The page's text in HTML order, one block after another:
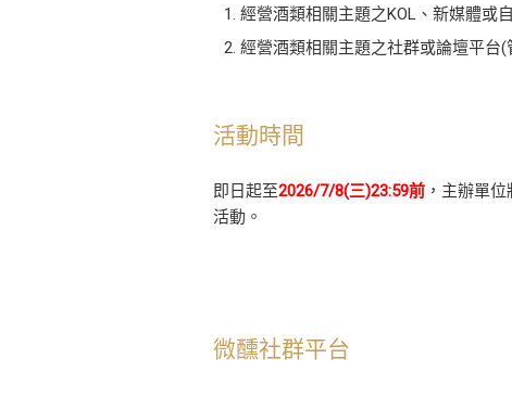
經營酒類相關主題之KOL、新媒體或
經營酒類相關主題之社群或論壇平台
活動時間
即日起至2026/7/8(三)23:59前 ，主辦單
活動。
微醺社群平台